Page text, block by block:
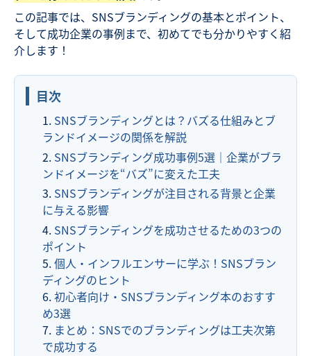
この記事では、SNSブランディングの基本とポイント、
そして成功企業の事例まで、初めてでも分かりやすく紹
介します！
目次
SNSブランディングとは？バズる仕組みとブ
ランドイメージの関係を解説
SNSブランディング成功事例5選｜企業がブラ
ンドイメージを“バズ”に変えた工夫
SNSブランディングが注目される背景と企業
に与える影響
SNSブランディングを成功させるための3つの
ポイント
個人・インフルエンサーに学ぶ！SNSブラン
ディングのヒント
初心者向け・SNSブランディング本のおすす
め3選
まとめ：SNSでのブランディングは工夫次第
で成功する